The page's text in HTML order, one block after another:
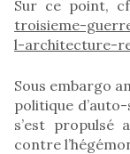
Sur ce point,
troisieme-
l-architecture-
Sous embargo
politique
s’est
contre